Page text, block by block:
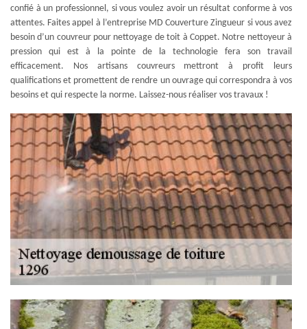
confié à un professionnel, si vous voulez avoir un résultat conforme à vos
attentes. Faites appel à l’entreprise MD Couverture Zingueur si vous avez
besoin d’un couvreur pour nettoyage de toit à Coppet. Notre nettoyeur à
pression qui est à la pointe de la technologie fera son travail
efficacement. Nos artisans couvreurs mettront à profit leurs
qualifications et promettent de rendre un ouvrage qui correspondra à vos
besoins et qui respecte la norme. Laissez-nous réaliser vos travaux !